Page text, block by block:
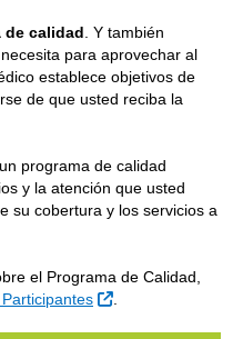
de calidad . Y también
para aprovechar al
establece objetivos de
de que usted reciba la
programa de calidad
y la atención que usted
su cobertura y los servicios a
el Programa de Calidad,
Sitio Externo